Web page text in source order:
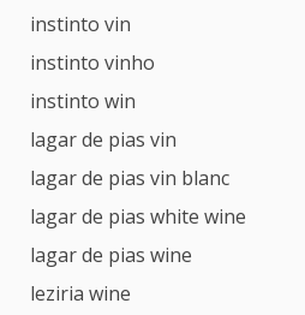
instinto vin
instinto vinho
instinto win
lagar de pias vin
lagar de pias vin blanc
lagar de pias white wine
lagar de pias wine
leziria wine